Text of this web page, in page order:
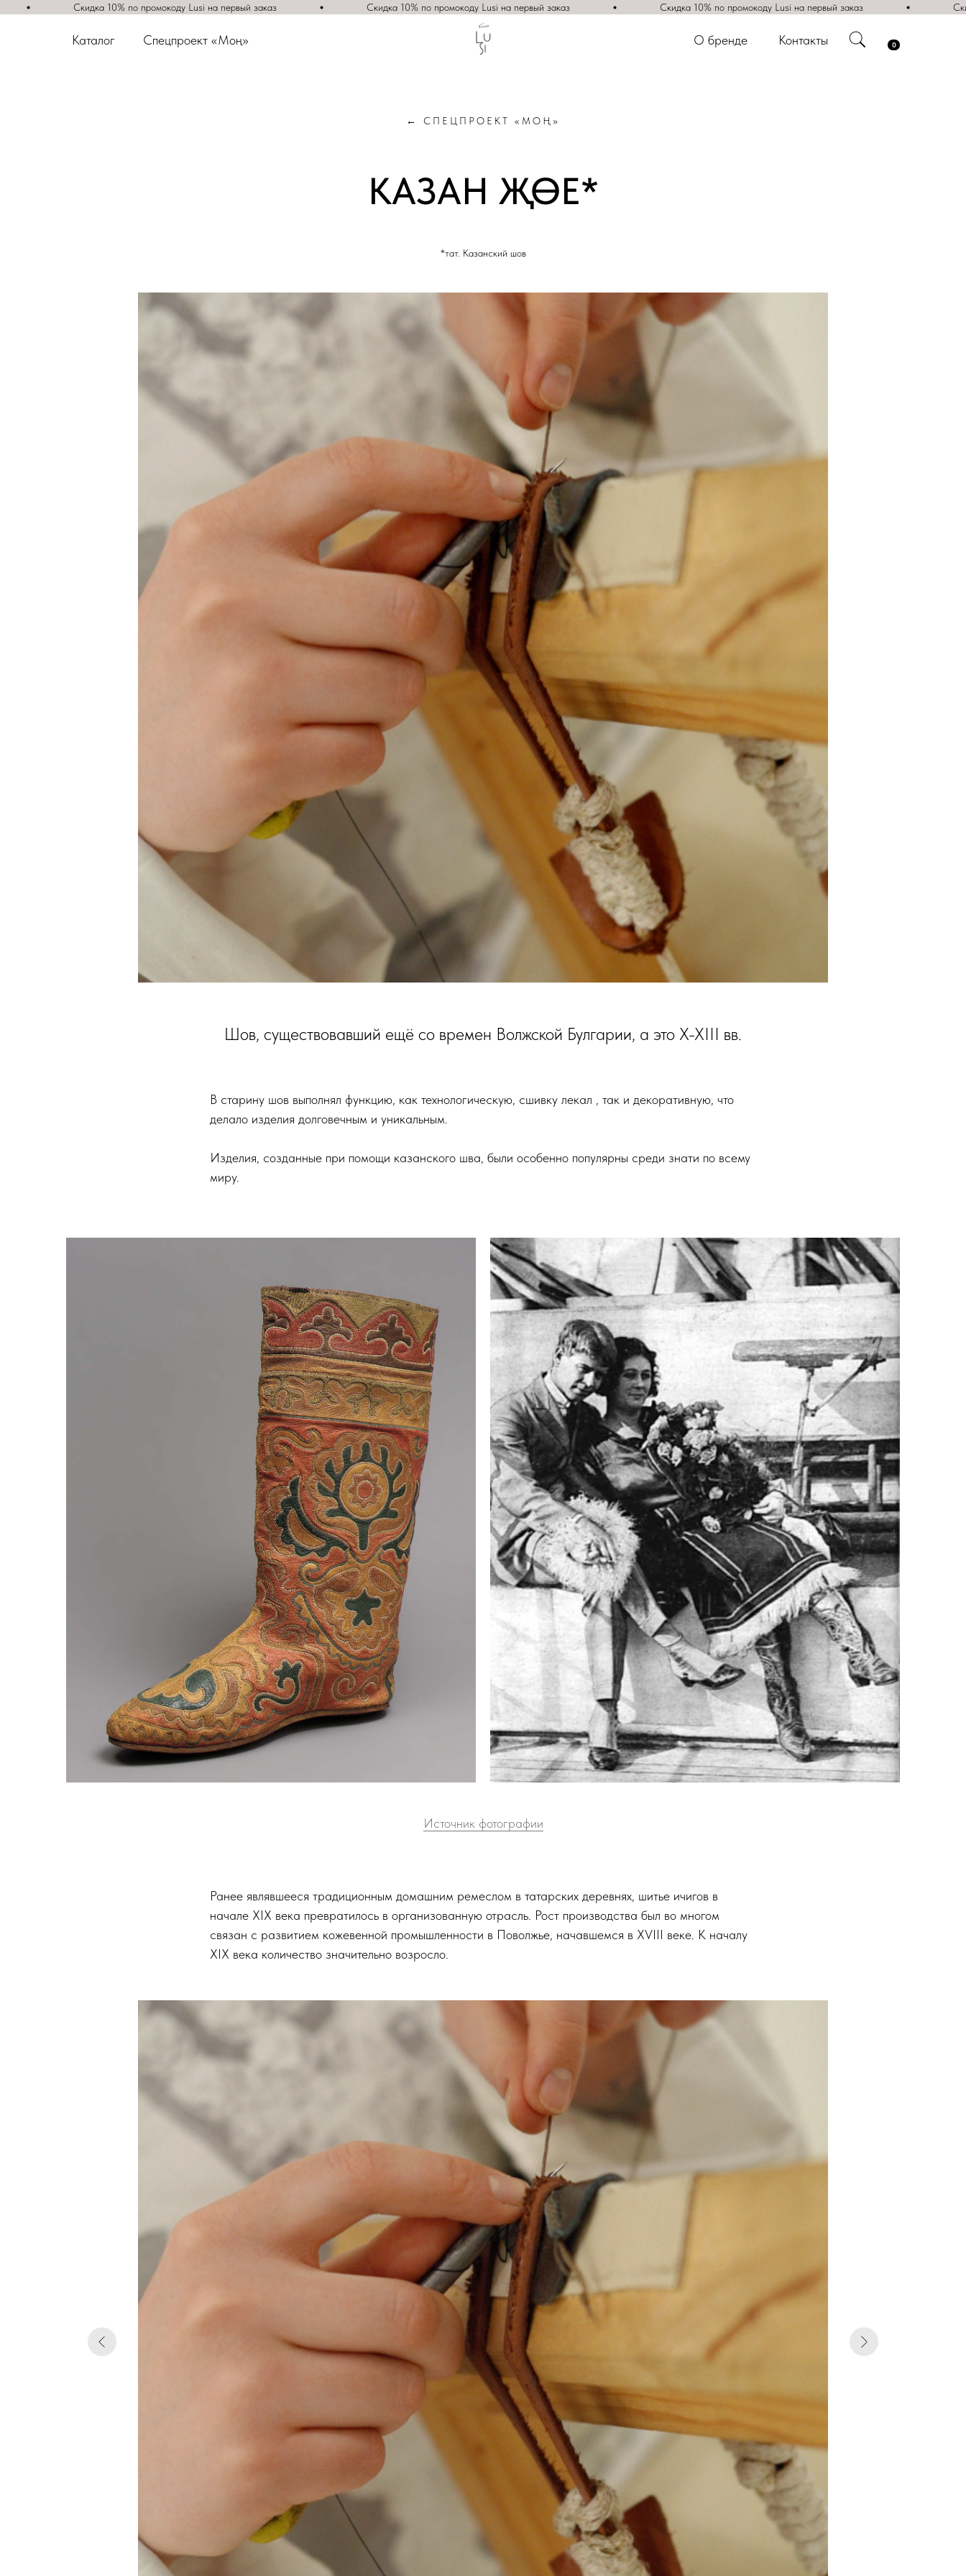
Скидка 10% по промокоду Lusi на первый заказ Скидка 10% по промокоду Lusi на первый заказ Скидка 10% по промокоду Lusi на первый заказ
0
Каталог Контакты
О бренде
Спецпроект «Моң»
← СПЕЦПРОЕКТ «МОҢ»
КАЗАН ҖӨЕ*
*тат. Казанский шов
Шов, существовавший ещё со времен Волжской Булгарии, а это X-XIII вв.
В старину шов выполнял функцию, как технологическую, сшивку лекал , так и декоративную, что
делало изделия долговечным и уникальным.
Изделия, созданные при помощи казанского шва, были особенно популярны среди знати по всему
миру.
Источник фотографии
Ранее являвшееся традиционным домашним ремеслом в татарских деревнях, шитье ичигов в
начале XIX века превратилось в организованную отрасль. Рост производства был во многом
связан с развитием кожевенной промышленности в Поволжье, начавшемся в XVIII веке. К началу
XIX века количество значительно возросло.